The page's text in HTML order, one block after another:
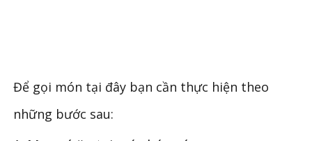
Để gọi món tại đây bạn cần thực hiện theo
những bước sau: